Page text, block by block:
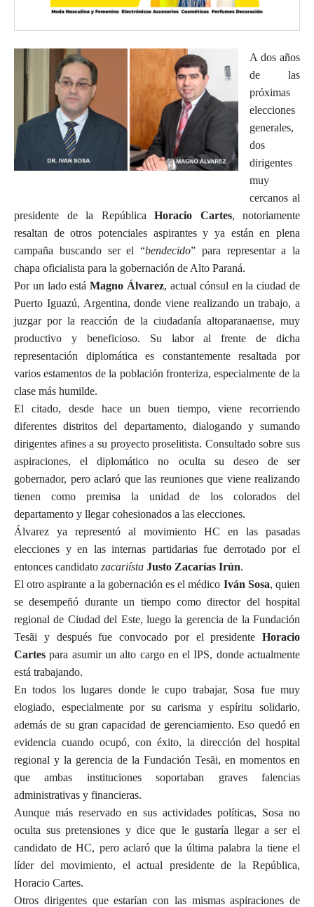
A dos años
de las
próximas
elecciones
generales,
dos
dirigentes
muy
cercanos al
presidente de la República Horacio Cartes, notoriamente
resaltan de otros potenciales aspirantes y ya están en plena
campaña buscando ser el “bendecido” para representar a la
chapa oficialista para la gobernación de Alto Paraná.
Por un lado estáMagno Álvarez, actual cónsul en la ciudad de
Puerto Iguazú, Argentina, donde viene realizando un trabajo, a
juzgar por la reacción de la ciudadanía altoparanaense, muy
productivo y beneficioso. Su labor al frente de dicha
representación diplomática es constantemente resaltada por
varios estamentos de la población fronteriza, especialmente de la
clase más humilde.
El citado, desde hace un buen tiempo, viene recorriendo
diferentes distritos del departamento, dialogando y sumando
dirigentes afines a su proyecto proselitista. Consultado sobre sus
aspiraciones, el diplomático no oculta su deseo de ser
gobernador, pero aclaró que las reuniones que viene realizando
tienen como premisa la unidad de los colorados del
departamento y llegar cohesionados a las elecciones.
Álvarez ya representó al movimiento HC en las pasadas
elecciones y en las internas partidarias fue derrotado por el
entonces candidato zacariísta Justo Zacarías Irún.
El otro aspirante a la gobernación es el médico Iván Sosa, quien
se desempeñó durante un tiempo como director del hospital
regional de Ciudad del Este, luego la gerencia de la Fundación
Tesãi y después fue convocado por el presidente Horacio
Cartes para asumir un alto cargo en el IPS, donde actualmente
está trabajando.
En todos los lugares donde le cupo trabajar, Sosa fue muy
elogiado, especialmente por su carisma y espíritu solidario,
además de su gran capacidad de gerenciamiento. Eso quedó en
evidencia cuando ocupó, con éxito, la dirección del hospital
regional y la gerencia de la Fundación Tesãi, en momentos en
que ambas instituciones soportaban graves falencias
administrativas y financieras.
Aunque más reservado en sus actividades políticas, Sosa no
oculta sus pretensiones y dice que le gustaría llegar a ser el
candidato de HC, pero aclaró que la última palabra la tiene el
líder del movimiento, el actual presidente de la República,
Horacio Cartes.
Otros dirigentes que estarían con las mismas aspiraciones de